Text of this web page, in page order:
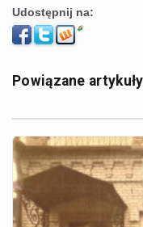
Udostępnij na:
Powiązane